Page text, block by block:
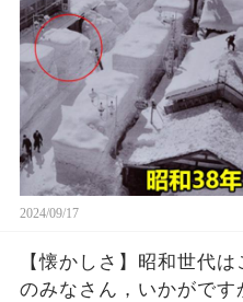
2024/09/17
【懐かしさ】昭和世代
のみなさん，いかがです